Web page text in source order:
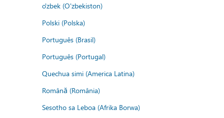
o'zbek (O'zbekiston)
Polski (Polska)
Português (Brasil)
Português (Portugal)
Quechua simi (America Latina)
Română (România)
Sesotho sa Leboa (Afrika Borwa)